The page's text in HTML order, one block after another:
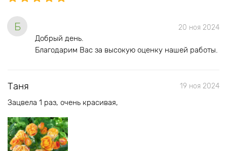
Б 20 ноя 2024
Добрый день.
Благодарим Вас за высокую оценку нашей работы.
Таня 19 ноя 2024
Зацвела 1 раз, очень красивая,